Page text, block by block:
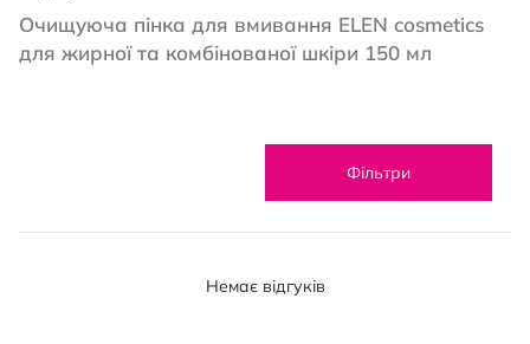
Очищуюча пінка для вмивання ELEN cosmetics
для жирної та комбінованої шкіри 150 мл
Фільтри
Немає відгуків